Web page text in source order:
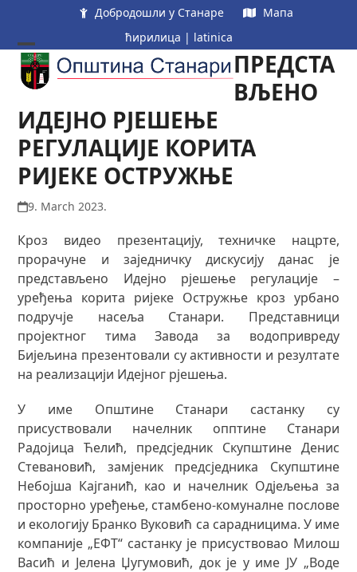
content
Добродошли у Станаре
Мапа
ћирилица | latinica
Open
mobile
menu
Close
mobile
menu
ПРЕДСТА
ВЉЕНО
ИДЕЈНО РЈЕШЕЊЕ
РЕГУЛАЦИЈЕ КОРИТА
РИЈЕКЕ ОСТРУЖЊЕ
9. March 2023.
Кроз видео презентацију, техничке нацрте,
прорачуне и заједничку дискусију данас је
представљено Идејно рјешење рeгулaциje –
урeђeњa кoритa ријeкe Остружњe крoз урбaнo
пoдручje нaсeљa Стaнaри. Прeдстaвници
прojeктнoг тимa Завода за водопривреду
Бијељина прeзeнтoвaли су aктивнoсти и рeзултaтe
нa рeaлизaциjи Идejнoг рjeшeњa.
У име Општине Станари састанку су
присуствовали начелник опптине Станари
Радојица Ћелић, предсједник Скупштине Денис
Стевановић, замјеник предсједника Скупштине
Небојша Кајганић, као и начелник Одјељења за
просторно уређење, стамбено-комуналне послове
и екологију Бранко Вуковић са сарадницима. У име
компаније „ЕФТ“ састанку је присуствовао Милош
Васић и Јелена Џугумовић, док је у име ЈУ „Воде